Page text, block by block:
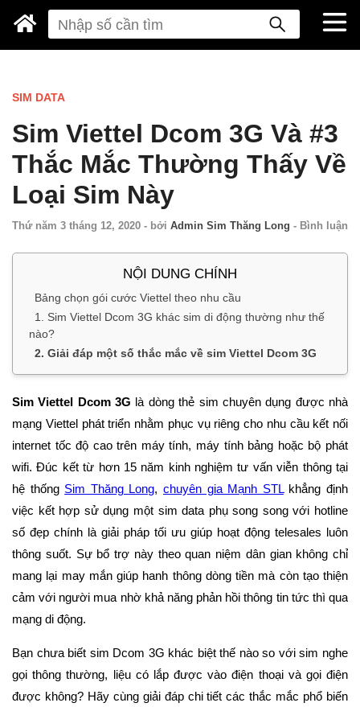
SIM DATA
Sim Viettel Dcom 3G Và #3
Thắc Mắc Thường Thấy Về
Loại Sim Này
Thứ năm 3 tháng 12, 2020 - bởi Admin Sim Thăng Long - Bình luận
NỘI DUNG CHÍNH
Bảng chọn gói cước Viettel theo nhu cầu
1. Sim Viettel Dcom 3G khác sim di động thường như thế
nào?
2. Giải đáp một số thắc mắc về sim Viettel Dcom 3G
Sim Viettel Dcom 3G là dòng thẻ sim chuyên dụng được nhà
mạng Viettel phát triển nhằm phục vụ riêng cho nhu cầu kết nối
internet tốc độ cao trên máy tính, máy tính bảng hoặc bộ phát
wifi. Đúc kết từ hơn 15 năm kinh nghiệm tư vấn viễn thông tại
hệ thống Sim Thăng Long,chuyên gia Mạnh STLkhẳng định
việc kết hợp sử dụng một sim data phụ song song với hotline
số đẹp chính là giải pháp tối ưu giúp hoạt động telesales luôn
thông suốt. Sự bổ trợ này theo quan niệm dân gian không chỉ
mang lại may mắn giúp hanh thông dòng tiền mà còn tạo thiện
cảm với người mua nhờ khả năng phản hồi thông tin tức thì qua
mạng di động.
Bạn chưa biết sim Dcom 3G khác biệt thế nào so với sim nghe
gọi thông thường, liệu có lắp được vào điện thoại và gọi điện
được không? Hãy cùng giải đáp chi tiết các thắc mắc phổ biến